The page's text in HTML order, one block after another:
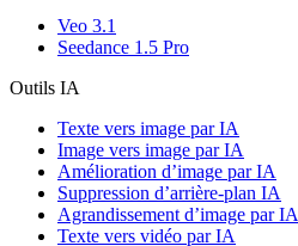
Veo 3.1
Seedance 1.5 Pro
Outils IA
Texte vers image par IA
Image vers image par IA
Amélioration d’image par IA
Suppression d’arrière-plan IA
Agrandissement d’image par IA
Texte vers vidéo par IA